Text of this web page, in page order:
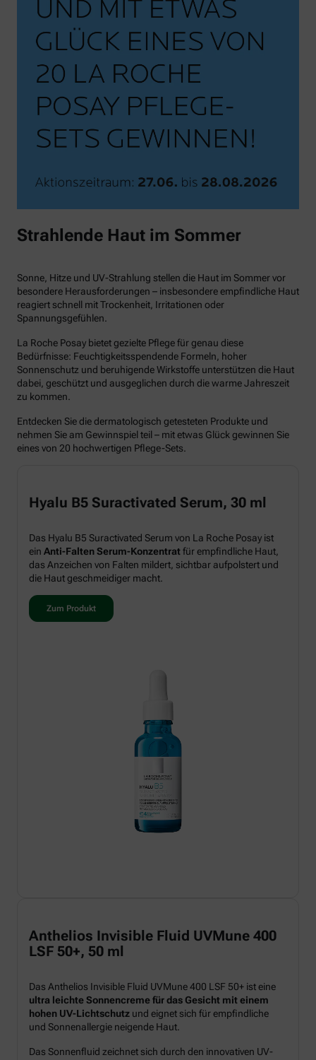
Strahlende Haut im Sommer
Sonne, Hitze und UV-Strahlung stellen die Haut im Sommer vor
besondere Herausforderungen – insbesondere empfindliche Haut
reagiert schnell mit Trockenheit, Irritationen oder
Spannungsgefühlen.
La Roche Posay bietet gezielte Pflege für genau diese
Bedürfnisse: Feuchtigkeitsspendende Formeln, hoher
Sonnenschutz und beruhigende Wirkstoffe unterstützen die Haut
dabei, geschützt und ausgeglichen durch die warme Jahreszeit
zu kommen.
Entdecken Sie die dermatologisch getesteten Produkte und
nehmen Sie am Gewinnspiel teil – mit etwas Glück gewinnen Sie
eines von 20 hochwertigen Pflege-Sets.
Hyalu B5 Suractivated Serum, 30 ml
Das Hyalu B5 Suractivated Serum von La Roche Posay ist
ein Anti-Falten Serum-Konzentratfür empfindliche Haut,
das Anzeichen von Falten mildert, sichtbar aufpolstert und
die Haut geschmeidiger macht.
Zum Produkt
Anthelios Invisible Fluid UVMune 400
LSF 50+, 50 ml
Das Anthelios Invisible Fluid UVMune 400 LSF 50+ ist eine
ultra leichte Sonnencreme für das Gesicht mit einem
hohen UV-Lichtschutz und eignet sich für empfindliche
und Sonnenallergie neigende Haut.
Das Sonnenfluid zeichnet sich durch den innovativen UV-